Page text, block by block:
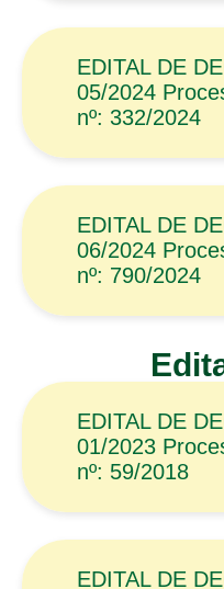
EDITAL DE
05/2024
nº: 332/2024
EDITAL DE
06/2024
nº: 790/2024
EDITAL DE
01/2023
nº: 59/2018
EDITAL DE